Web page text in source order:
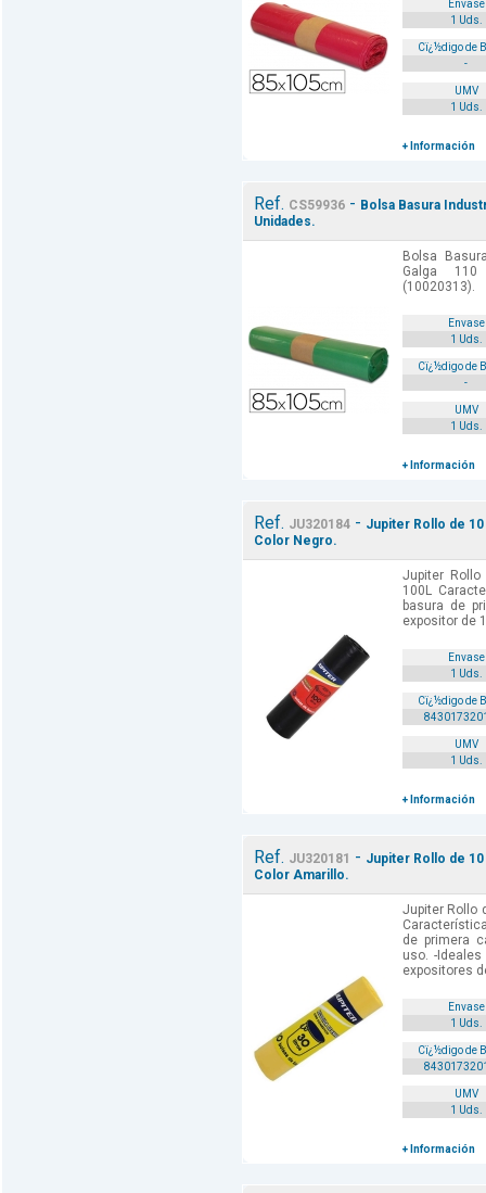
Envase
1 Uds.
Cï¿½digo de
-
UMV
1 Uds.
+ Información
Ref. CS59936- Bolsa Basura
Unidades.
Bolsa
Galga
(10020313).
Envase
1 Uds.
Cï¿½digo de
-
UMV
1 Uds.
+ Información
Ref. JU320184- Jupiter Rollo de
Color Negro.
Jupiter
100L
basura de
expositor de
Envase
1 Uds.
Cï¿½digo de
UMV
1 Uds.
+ Información
Ref. JU320181 - Jupiter Rollo de
Color Amarillo.
Jupiter Rollo
de primera
uso. -
expositores
Envase
1 Uds.
Cï¿½digo de
UMV
1 Uds.
+ Información